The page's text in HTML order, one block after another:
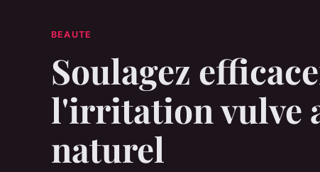
BEAUTE
Soulagez
l'irritation vulve
naturel